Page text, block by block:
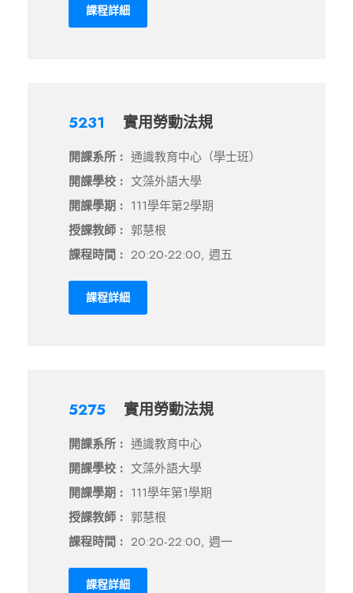
課程詳細
5231 實用勞動法規
開課系所 : 通識教育中心（學士班）
開課學校 : 文藻外語大學
開課學期 : 111學年第2學期
授課教師 : 郭慧根
課程時間 : 20:20-22:00, 週五
課程詳細
5275 實用勞動法規
開課系所 : 通識教育中心
開課學校 : 文藻外語大學
開課學期 : 111學年第1學期
授課教師 : 郭慧根
課程時間 : 20:20-22:00, 週一
課程詳細